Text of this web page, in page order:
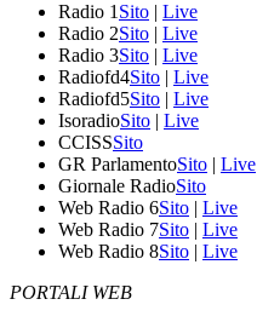
Radio 1 Sito | Live
Radio 2Sito | Live
Radio 3Sito | Live
Radiofd4Sito | Live
Radiofd5Sito | Live
IsoradioSito | Live
CCISSSito
GR ParlamentoSito | Live
Giornale RadioSito
Web Radio 6Sito | Live
Web Radio 7Sito | Live
Web Radio 8Sito | Live
PORTALI WEB